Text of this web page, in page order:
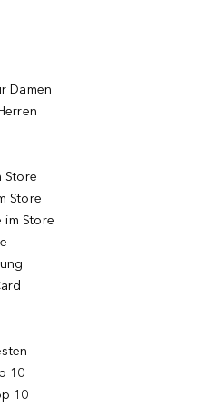
Damen
Store
Store
im Store
10
10